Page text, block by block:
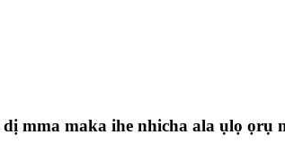
mma maka ihe nhicha ala ụlọ ọrụ